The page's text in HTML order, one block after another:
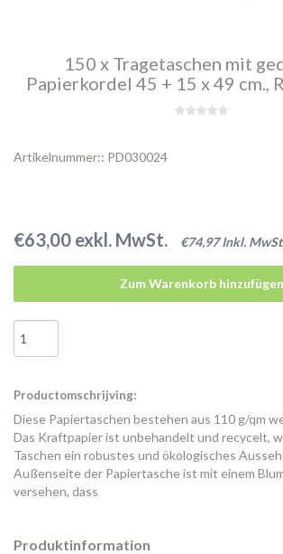
150 x Tragetaschen mit
Papierkordel 45 + 15 x 49 cm.,
Artikelnummer:: PD030024
€63,00 exkl. MwSt. €74,97 Inkl.
Zum Warenkorb hinzufügen
Productomschrijving:
Diese Papiertaschen bestehen aus 110 g/qm
Das Kraftpapier ist unbehandelt und recycelt,
Taschen ein robustes und ökologisches
Außenseite der Papiertasche ist mit einem
versehen, dass
Produktinformation